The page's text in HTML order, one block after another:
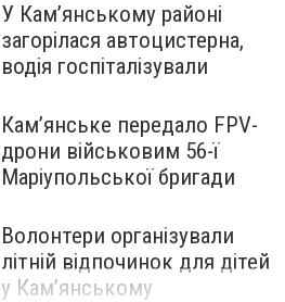
У Кам’янському районі
загорілася автоцистерна,
водія госпіталізували
Кам’янське передало FPV-
дрони військовим 56-ї
Маріупольської бригади
Волонтери організували
літній відпочинок для дітей
у Кам’янському